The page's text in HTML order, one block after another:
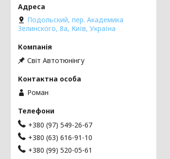
Подольский, пер. Академика
Зелинского, 8а, Київ, Україна
Світ Автотюнінгу
Роман
+380 (97) 549-26-67
+380 (63) 616-91-10
+380 (99) 520-05-61